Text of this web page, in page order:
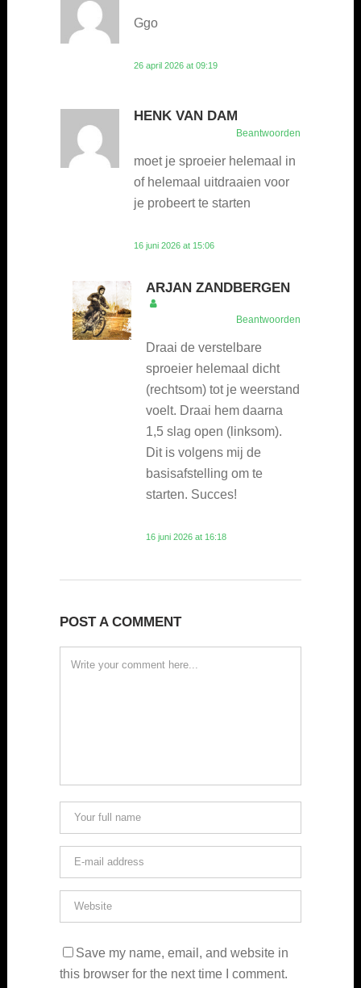
Ggo
26 april 2026 at 09:19
HENK VAN DAM
Beantwoorden
moet je sproeier helemaal in
of helemaal uitdraaien voor
je probeert te starten
16 juni 2026 at 15:06
ARJAN ZANDBERGEN
Beantwoorden
Draai de verstelbare
sproeier helemaal dicht
(rechtsom) tot je weerstand
voelt. Draai hem daarna
1,5 slag open (linksom).
Dit is volgens mij de
basisafstelling om te
starten. Succes!
16 juni 2026 at 16:18
POST A COMMENT
Save my name, email, and website in
this browser for the next time I comment.